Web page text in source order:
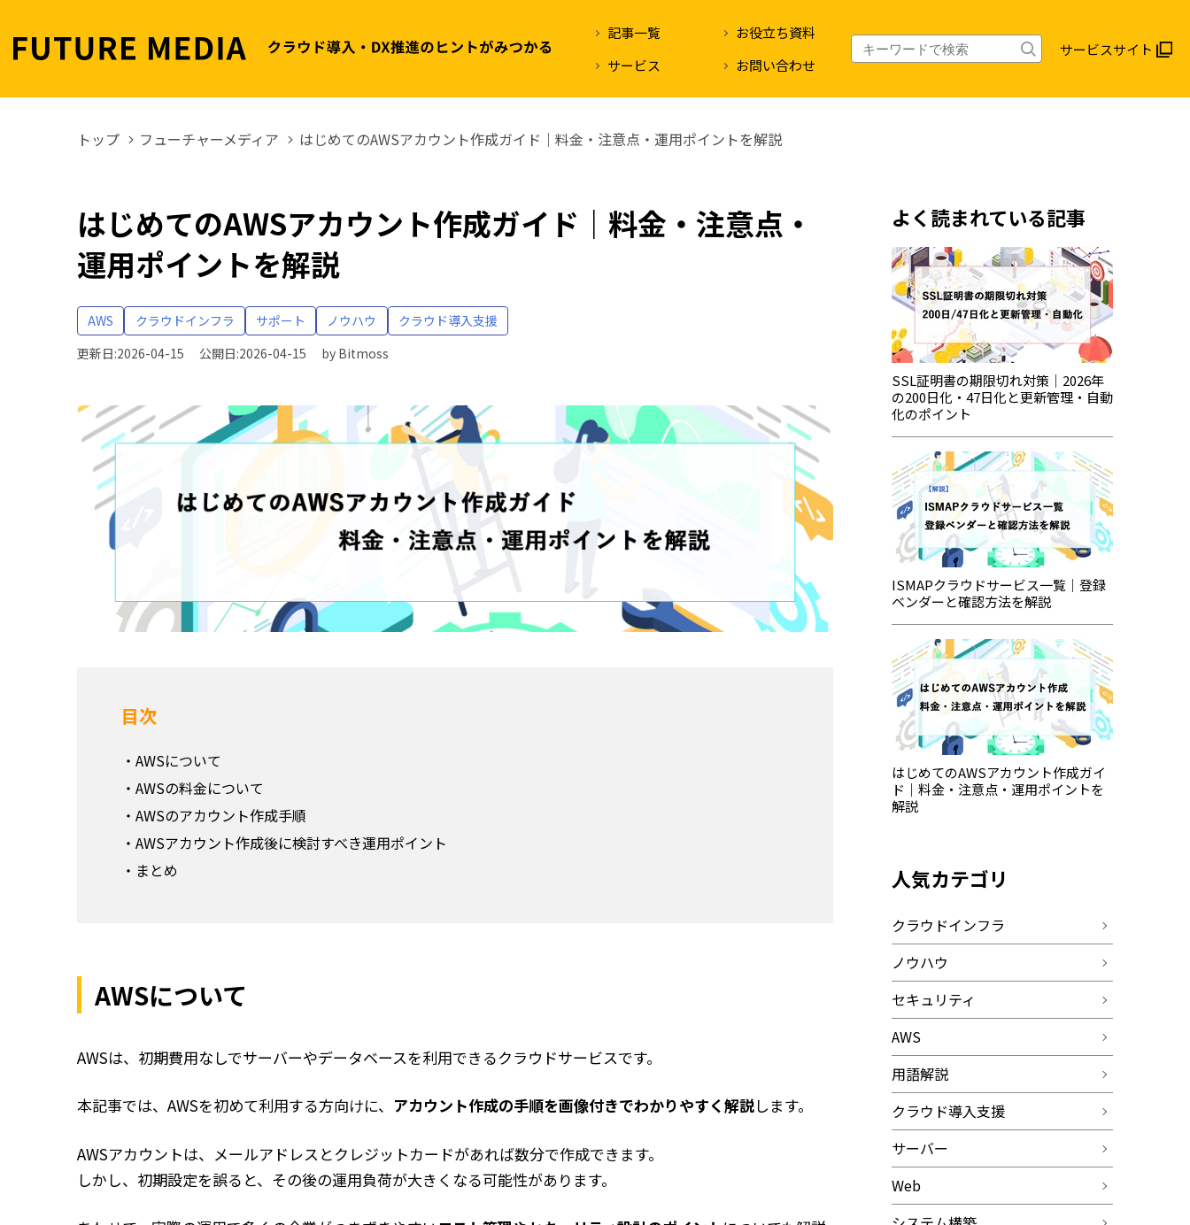
記事一覧
お役立ち資料
サービス
お問い合わせ
サービスサイト
トップ フューチャーメディア はじめてのAWSアカウント作成ガイド｜料金・注意点・運用ポイントを解説
はじめてのAWSアカウント作成ガイド｜料金・注意点・
運用ポイントを解説
AWS クラウドインフラ サポート ノウハウ
クラウド導入支援
更新日:2026-04-15
公開日:2026-04-15 by Bitmoss
目次
AWSについて
AWSの料金について
AWSのアカウント作成手順
AWSアカウント作成後に検討すべき運用ポイント
まとめ
AWSについて
AWSは、初期費用なしでサーバーやデータベースを利用できるクラウドサービスです。
本記事では、AWSを初めて利用する方向けに、 アカウント作成の手順を画像付きでわかりやすく解説します。
AWSアカウントは、メールアドレスとクレジットカードがあれば数分で作成できます。
しかし、初期設定を誤ると、その後の運用負荷が大きくなる可能性があります。
よく読まれている記事
SSL証明書の期限切れ対策｜2026年
の200日化・47日化と更新管理・自動
化のポイント
ISMAPクラウドサービス一覧｜登録
ベンダーと確認方法を解説
はじめてのAWSアカウント作成ガイ
ド｜料金・注意点・運用ポイントを
解説
人気カテゴリ
クラウドインフラ
ノウハウ
セキュリティ
AWS
用語解説
クラウド導入支援
サーバー
Web